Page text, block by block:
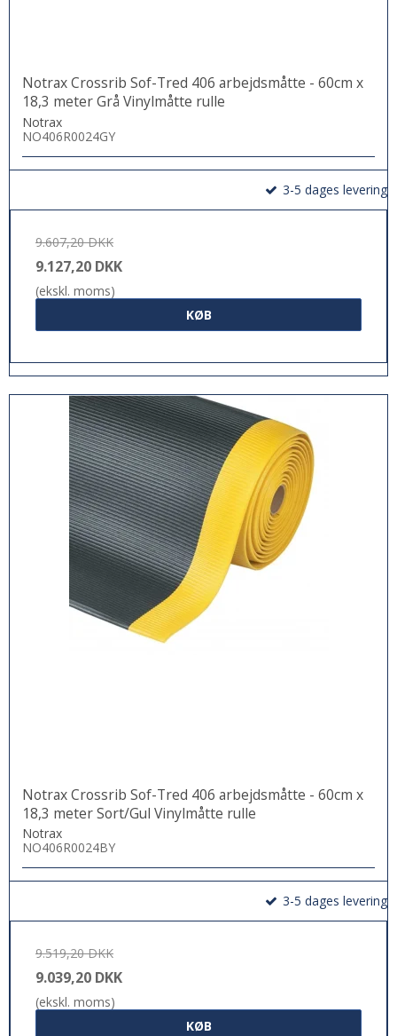
Notrax Crossrib Sof-Tred 406 arbejdsmåtte - 60cm x
18,3 meter Grå Vinylmåtte rulle
Notrax
NO406R0024GY
3-5 dages levering
9.607,20 DKK
9.127,20 DKK
(ekskl. moms)
KØB
Notrax Crossrib Sof-Tred 406 arbejdsmåtte - 60cm x
18,3 meter Sort/Gul Vinylmåtte rulle
Notrax
NO406R0024BY
3-5 dages levering
9.519,20 DKK
9.039,20 DKK
(ekskl. moms)
KØB